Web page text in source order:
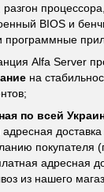
BIOS и
программные
Alfa Server
на
по всей
адресная
покупателя
адресная
из нашего